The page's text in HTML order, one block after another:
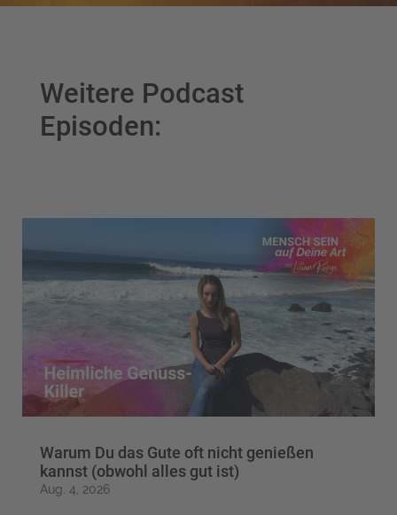
Weitere Podcast
Episoden:
Warum Du das Gute oft nicht genießen
kannst (obwohl alles gut ist)
Aug. 4, 2026